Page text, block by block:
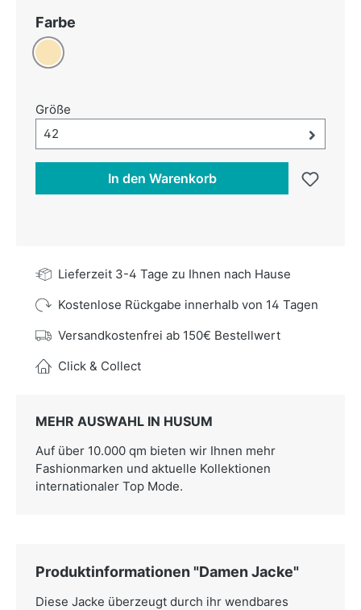
Farbe
Beige
Größe
Größe-Auswahl öffnen, aktuell ausgewählt:
42
In den Warenkorb
Lieferzeit 3-4 Tage zu Ihnen nach Hause
Kostenlose Rückgabe innerhalb von 14 Tagen
Versandkostenfrei ab 150€ Bestellwert
Click & Collect
MEHR AUSWAHL IN HUSUM
Auf über 10.000 qm bieten wir Ihnen mehr
Fashionmarken und aktuelle Kollektionen
internationaler Top Mode.
Produktinformationen "Damen Jacke"
Diese Jacke überzeugt durch ihr wendbares